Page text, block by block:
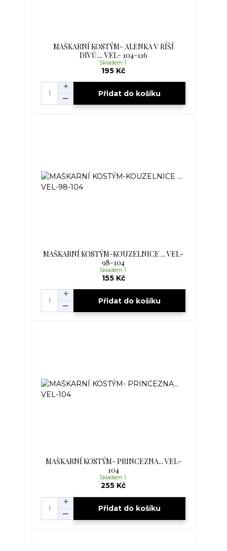
MAŠKARNÍ KOSTÝM- ALENKA V ŘÍŠÍ
DIVŮ.... VEL- 104-116
195 Kč
Skladem 1
Přidat do košíku
MAŠKARNÍ KOSTÝM-KOUZELNICE ... VEL-
98-104
155 Kč
Skladem 1
Přidat do košíku
MAŠKARNÍ KOSTÝM- PRINCEZNA... VEL-
104
255 Kč
Skladem 1
Přidat do košíku